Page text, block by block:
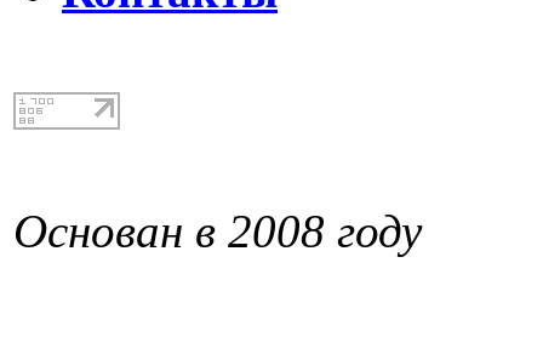
Основан в 2008 году